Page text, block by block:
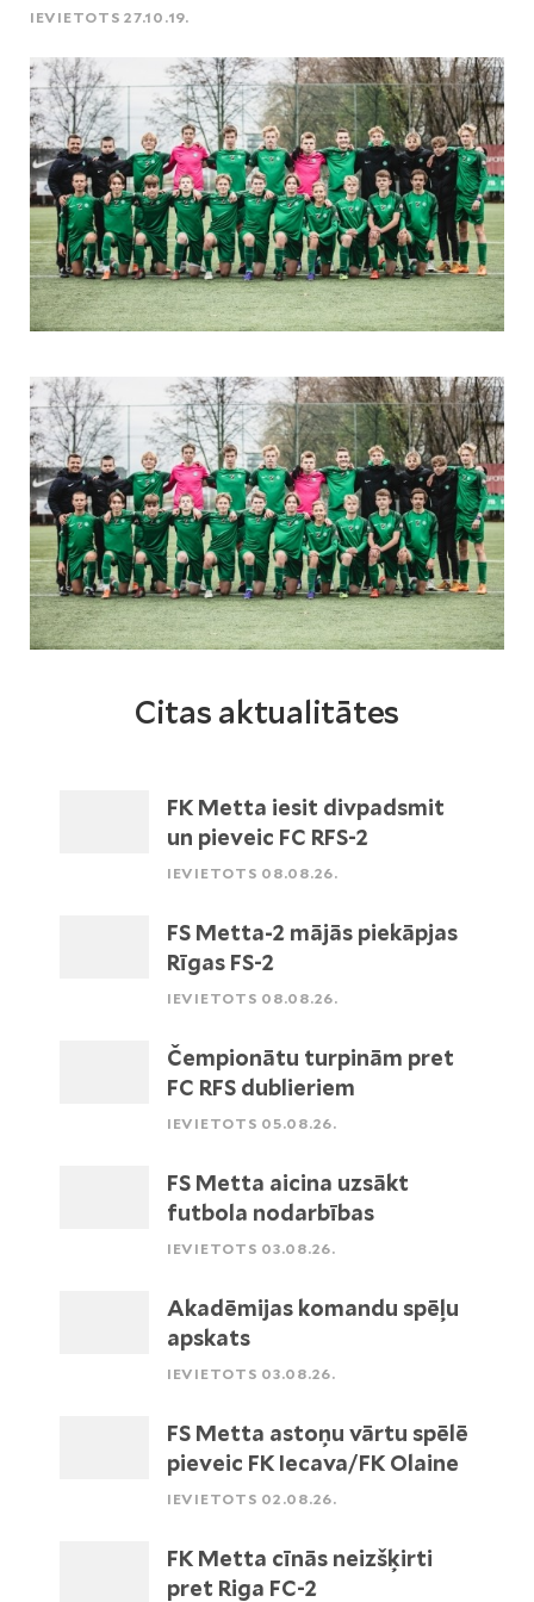
IEVIETOTS 27.10.19.
Citas aktualitātes
FK Metta iesit divpadsmit
un pieveic FC RFS-2
IEVIETOTS 08.08.26.
FS Metta-2 mājās piekāpjas
Rīgas FS-2
IEVIETOTS 08.08.26.
Čempionātu turpinām pret
FC RFS dublieriem
IEVIETOTS 05.08.26.
FS Metta aicina uzsākt
futbola nodarbības
IEVIETOTS 03.08.26.
Akadēmijas komandu spēļu
apskats
IEVIETOTS 03.08.26.
FS Metta astoņu vārtu spēlē
pieveic FK Iecava/FK Olaine
IEVIETOTS 02.08.26.
FK Metta cīnās neizšķirti
pret Riga FC-2